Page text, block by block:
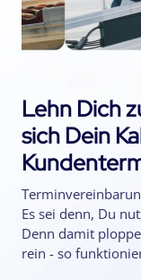
Lehn Dich
sich Dein
Es sei denn, Du
Denn damit
rein - so